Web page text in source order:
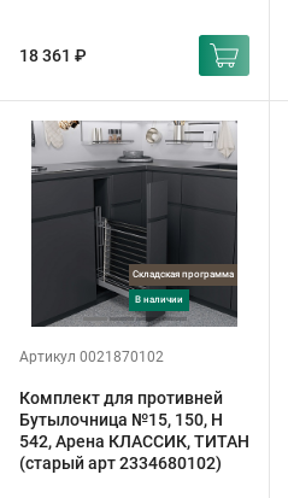
18 361 ₽
Складская программа
в наличии
Артикул 0021870102
Комплект для противней
Бутылочница №15, 150, H
542, Арена КЛАССИК, ТИТАН
(старый арт 2334680102)